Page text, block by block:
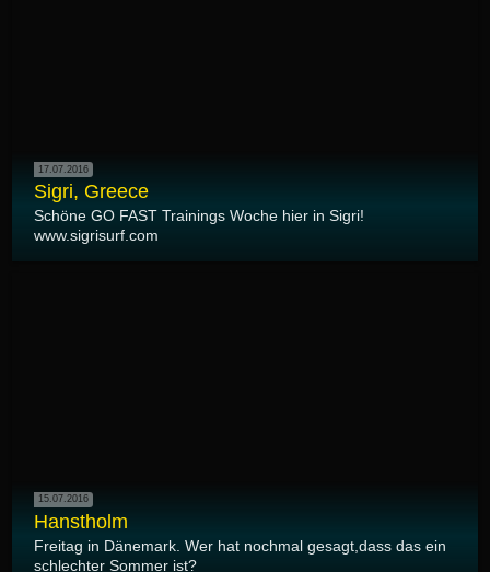
17.07.2016
Sigri, Greece
Schöne GO FAST Trainings Woche hier in Sigri!
www.sigrisurf.com
15.07.2016
Hanstholm
Freitag in Dänemark. Wer hat nochmal gesagt,dass das ein
schlechter Sommer ist?